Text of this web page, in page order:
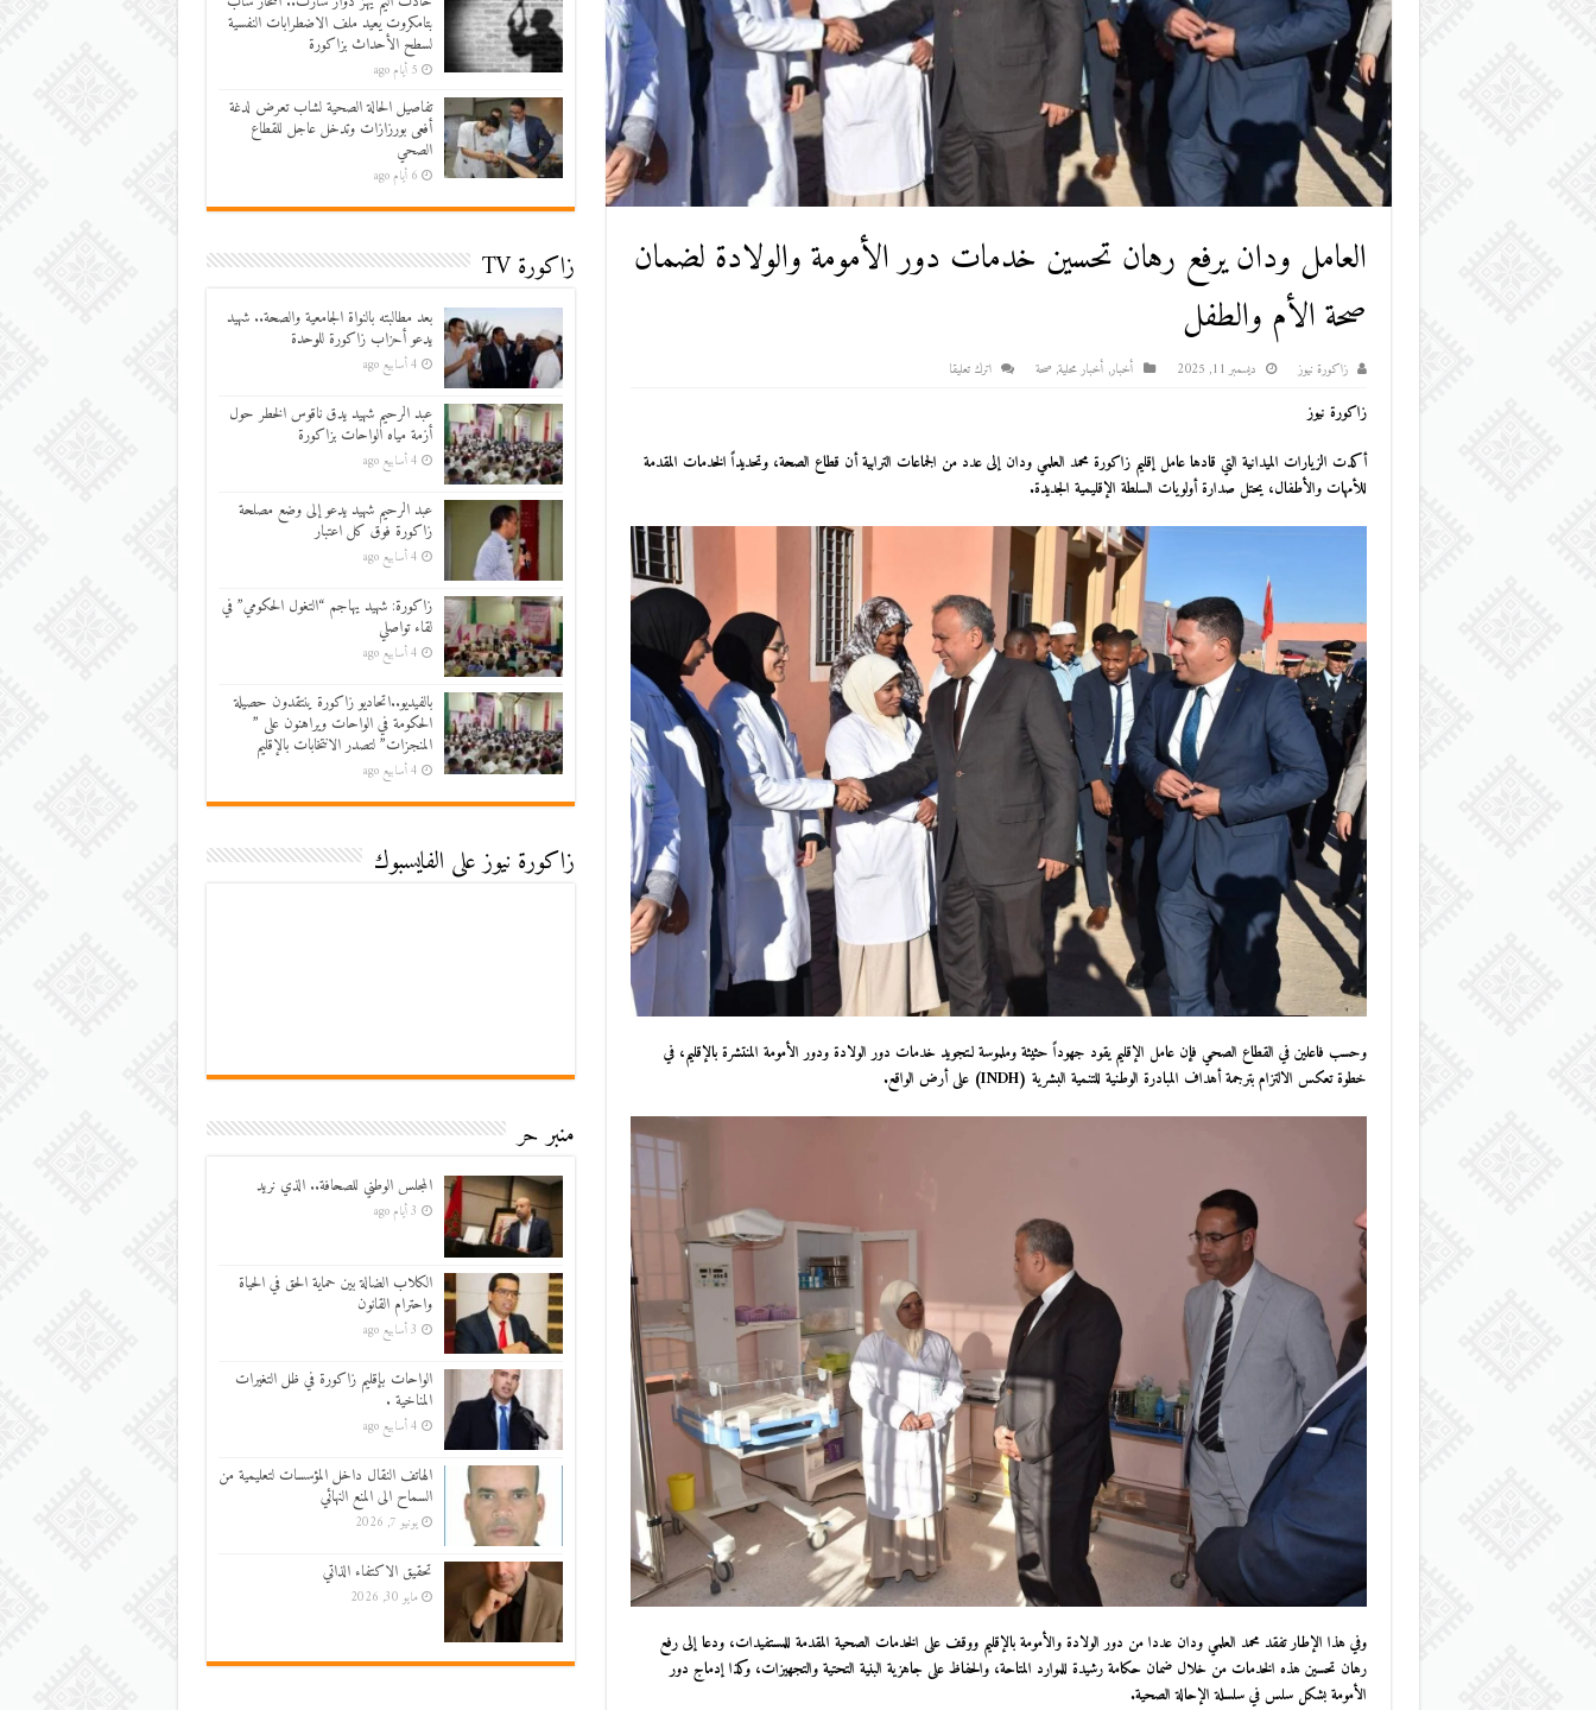
العامل ودان يرفع رهان تحسين خدمات دور الأمومة والولادة لضمان
صحة الأم والطفل
زاكورة نيوز ديسمبر 11, 2025 أخبار, أخبار محلية, صحة اترك تعليقا
زاكورة نيوز
أكدت الزيارات الميدانية التي قادها عامل إقليم زاكورة محمد العلمي ودان إلى عدد من الجماعات الترابية أن قطاع الصحة، وتحديداً الخدمات المقدمة
للأمهات والأطفال، يحتل صدارة أولويات السلطة الإقليمية الجديدة.
وحسب فاعلين في القطاع الصحي فإن عامل الإقليم يقود جهوداً حثيثة وملموسة لـتجويد خدمات دور الولادة ودور الأمومة المنتشرة بالإقليم، في
خطوة تعكس الالتزام بترجمة أهداف المبادرة الوطنية للتنمية البشرية (INDH) على أرض الواقع.
وفي هذا الإطار تفقد محمد العلمي ودان عددا من دور الولادة والأمومة بالإقليم ووقف على الخدمات الصحية المقدمة للمستفيدات، ودعا إلى رفع
رهان تحسين هذه الخدمات من خلال ضمان حكامة رشيدة للموارد المتاحة، والحفاظ على جاهزية البنية التحتية والتجهيزات، وكذا إدماج دور
الأمومة بشكل سلس في سلسلة الإحالة الصحية.
بتامكروت يعيد ملف الاضطرابات النفسية
لسطح الأحداث بزاكورة
5 أيام ago
تفاصيل الحالة الصحية لشاب تعرض لدغة
أفعى بورزازات وتدخل عاجل للقطاع
الصحي
6 أيام ago
زاكورة TV
بعد مطالبته بالنواة الجامعية والصحة.. شهيد
يدعو أحزاب زاكورة للوحدة
4 أسابيع ago
عبد الرحيم شهيد يدق ناقوس الخطر حول
أزمة مياه الواحات بزاكورة
4 أسابيع ago
عبد الرحيم شهيد يدعو إلى وضع مصلحة
زاكورة فوق كل اعتبار
4 أسابيع ago
زاكورة: شهيد يهاجم “التغول الحكومي” في
لقاء تواصلي
4 أسابيع ago
بالفيديو..اتحاديو زاكورة ينتقدون حصيلة
الحكومة في الواحات ويراهنون على ”
المنجزات” لتصدر الانتخابات بالإقليم
4 أسابيع ago
زاكورة نيوز على الفايسبوك
منبر حر
المجلس الوطني للصحافة.. الذي نريد
3 أيام ago
الكلاب الضالة بين حماية الحق في الحياة
واحترام القانون
3 أسابيع ago
الواحات بإقليم زاكورة في ظل التغيرات
المناخية .
4 أسابيع ago
الهاتف النقال داخل المؤسسات لتعليمية من
السماح الى المنع النهائي
يونيو 7, 2026
تحقيق الاكتفاء الذاتي
مايو 30, 2026